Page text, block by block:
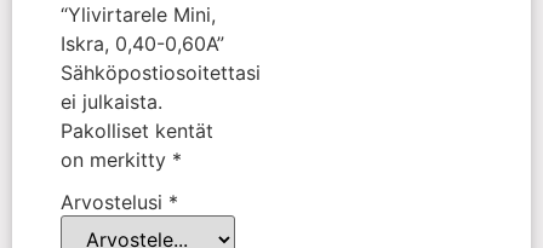
“Ylivirtarele Mini,
Iskra, 0,40-0,60A”
Sähköpostiosoitettasi
ei julkaista.
Pakolliset kentät
on merkitty *
Arvostelusi *